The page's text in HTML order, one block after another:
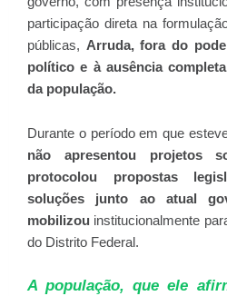
participação direta na
públicas, Arruda, fora do
político e à ausência
da população.
Durante o período em que
não apresentou projetos
protocolou propostas
soluções junto ao atual
mobilizou institucionalmente
do Distrito Federal.
A população, que ele